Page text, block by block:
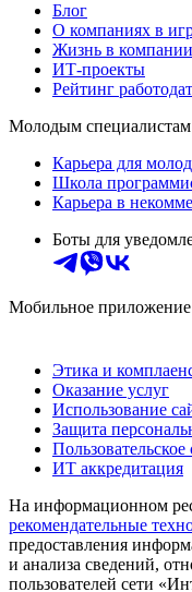
Блог
О компаниях в
Жизнь в компании
ИТ-проекты
Рейтинг
Молодым специалистам
Карьера для
Школа
Карьера в
Боты для
Мобильное приложение
Этика и
Оказание услуг
Использование
Защита
ИТ аккредитация
На информационном
рекомендательные
предоставления
и анализа сведений,
пользователей сети